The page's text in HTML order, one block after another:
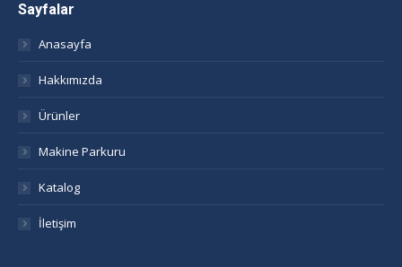
Sayfalar
Anasayfa
Hakkımızda
Ürünler
Makine Parkuru
Katalog
İletişim